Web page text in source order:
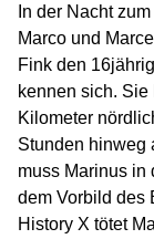
In der Nacht
Marco und
Fink den
kennen sich.
Kilometer
Stunden hinweg
muss Marinus in
dem Vorbild des
History X tötet